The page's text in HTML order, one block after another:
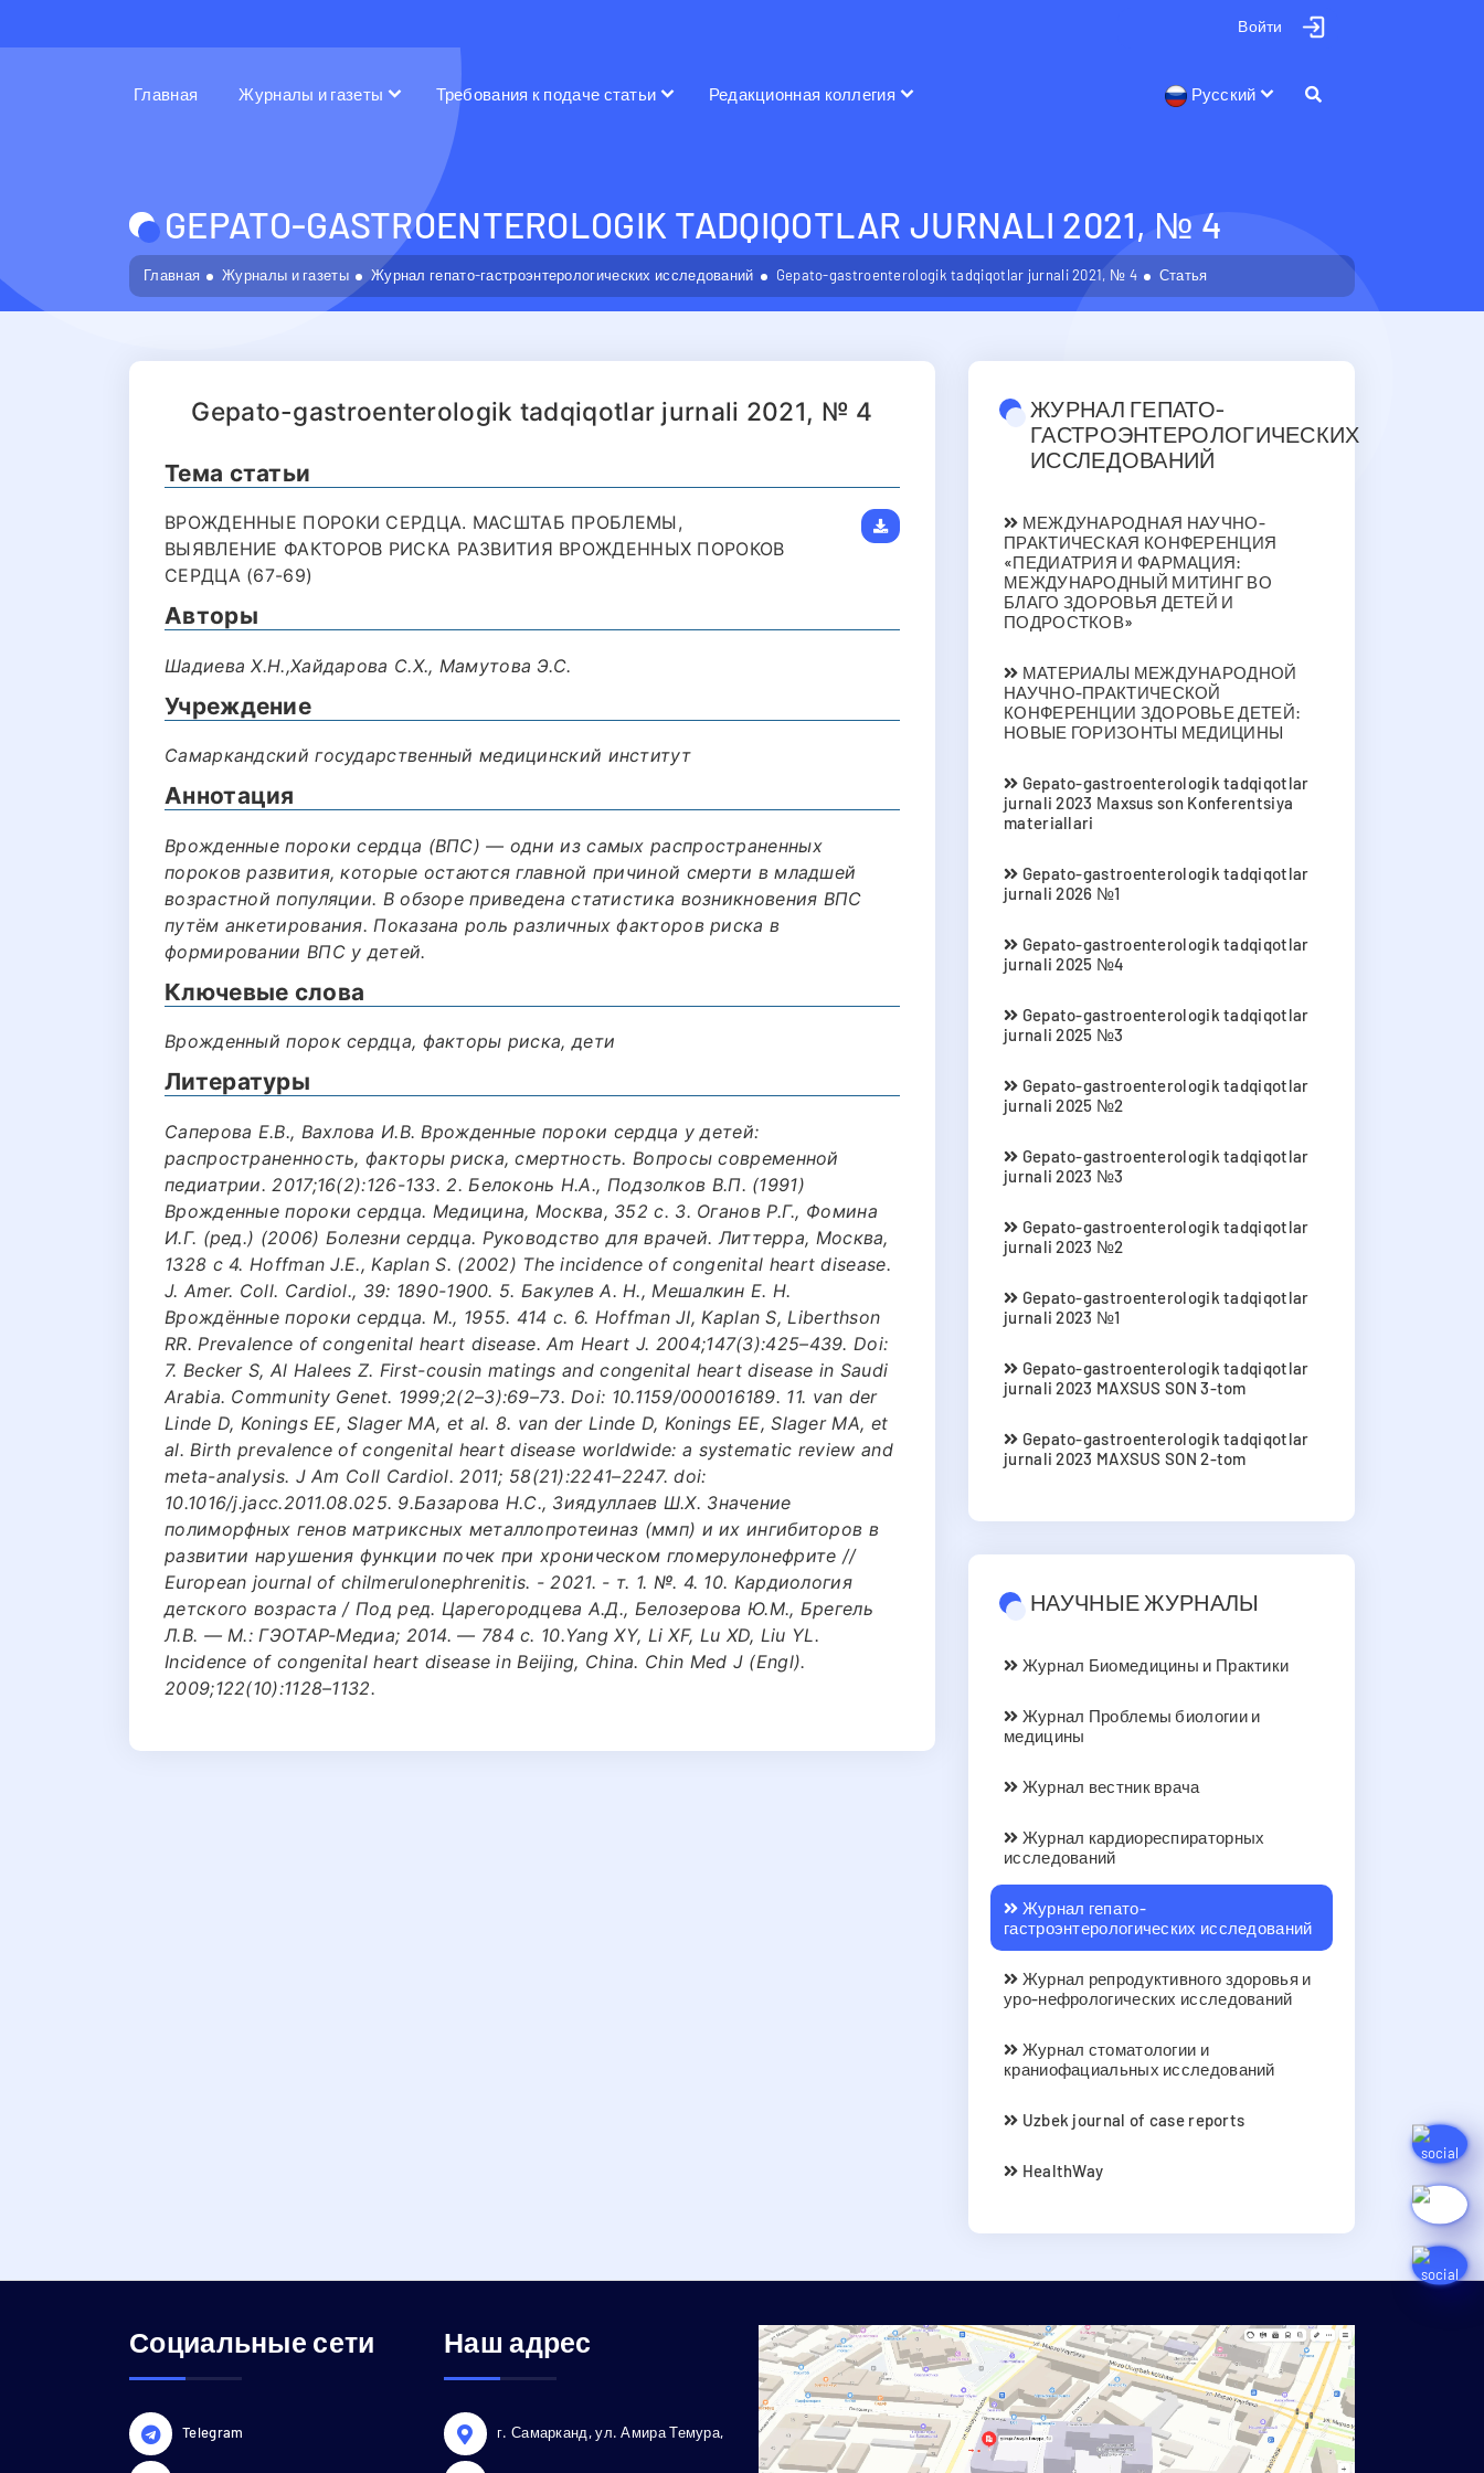
Войти
Главная Журналы и газеты Требования к подаче статьи Редакционная коллегия Русский
GEPATO-GASTROENTEROLOGIK TADQIQOTLAR JURNALI 2021, № 4
Главная Журналы и газеты Журнал гепато-гастроэнтерологических исследований Gepato-gastroenterologik tadqiqotlar jurnali 2021, № 4 Статья
Gepato-gastroenterologik tadqiqotlar jurnali 2021, № 4
Тема статьи
ВРОЖДЕННЫЕ ПОРОКИ СЕРДЦА. МАСШТАБ ПРОБЛЕМЫ,
ВЫЯВЛЕНИЕ ФАКТОРОВ РИСКА РАЗВИТИЯ ВРОЖДЕННЫХ ПОРОКОВ
СЕРДЦА (67-69)
Авторы
Шадиева Х.Н.,Хайдарова С.Х., Мамутова Э.С.
Учреждение
Самаркандский государственный медицинский институт
Аннотация
Врожденные пороки сердца (ВПС) — одни из самых распространенных
пороков развития, которые остаются главной причиной смерти в младшей
возрастной популяции. В обзоре приведена статистика возникновения ВПС
путём анкетирования. Показана роль различных факторов риска в
формировании ВПС у детей.
Ключевые слова
Врожденный порок сердца, факторы риска, дети
Литературы
Саперова Е.В., Вахлова И.В. Врожденные пороки сердца у детей:
распространенность, факторы риска, смертность. Вопросы современной
педиатрии. 2017;16(2):126-133. 2. Белоконь Н.А., Подзолков В.П. (1991)
Врожденные пороки сердца. Медицина, Москва, 352 с. 3. Оганов Р.Г., Фомина
И.Г. (ред.) (2006) Болезни сердца. Руководство для врачей. Литтерра, Москва,
1328 с 4. Hoffman J.E., Kaplan S. (2002) The incidence of congenital heart disease.
J. Amer. Coll. Cardiol., 39: 1890-1900. 5. Бакулев А. Н., Мешалкин Е. Н.
Врождённые пороки сердца. М., 1955. 414 с. 6. Hoffman JI, Kaplan S, Liberthson
RR. Prevalence of congenital heart disease. Am Heart J. 2004;147(3):425–439. Doi:
7. Becker S, Al Halees Z. First-cousin matings and congenital heart disease in Saudi
Arabia. Community Genet. 1999;2(2–3):69–73. Doi: 10.1159/000016189. 11. van der
Linde D, Konings EE, Slager MA, et al. 8. van der Linde D, Konings EE, Slager MA, et
al. Birth prevalence of congenital heart disease worldwide: a systematic review and
meta-analysis. J Am Coll Cardiol. 2011; 58(21):2241–2247. doi:
10.1016/j.jacc.2011.08.025. 9.Базарова Н.С., Зиядуллаев Ш.Х. Значение
полиморфных генов матриксных металлопротеиназ (ммп) и их ингибиторов в
развитии нарушения функции почек при хроническом гломерулонефрите //
European journal of chilmerulonephrenitis. - 2021. - т. 1. №. 4. 10. Кардиология
детского возраста / Под ред. Царегородцева А.Д., Белозерова Ю.М., Брегель
Л.В. — М.: ГЭОТАР-Медиа; 2014. — 784 с. 10.Yang XY, Li XF, Lu XD, Liu YL.
Incidence of congenital heart disease in Beijing, China. Chin Med J (Engl).
2009;122(10):1128–1132.
ЖУРНАЛ ГЕПАТО-
ГАСТРОЭНТЕРОЛОГИЧЕСКИХ
ИССЛЕДОВАНИЙ
МЕЖДУНАРОДНАЯ НАУЧНО-
ПРАКТИЧЕСКАЯ КОНФЕРЕНЦИЯ
«ПЕДИАТРИЯ И ФАРМАЦИЯ:
МЕЖДУНАРОДНЫЙ МИТИНГ ВО
БЛАГО ЗДОРОВЬЯ ДЕТЕЙ И
ПОДРОСТКОВ»
МАТЕРИАЛЫ МЕЖДУНАРОДНОЙ
НАУЧНО-ПРАКТИЧЕСКОЙ
КОНФЕРЕНЦИИ ЗДОРОВЬЕ ДЕТЕЙ:
НОВЫЕ ГОРИЗОНТЫ МЕДИЦИНЫ
Gepato-gastroenterologik tadqiqotlar
jurnali 2023 Мaxsus son Konferentsiya
materiallari
Gepato-gastroenterologik tadqiqotlar
jurnali 2026 №1
Gepato-gastroenterologik tadqiqotlar
jurnali 2025 №4
Gepato-gastroenterologik tadqiqotlar
jurnali 2025 №3
Gepato-gastroenterologik tadqiqotlar
jurnali 2025 №2
Gepato-gastroenterologik tadqiqotlar
jurnali 2023 №3
Gepato-gastroenterologik tadqiqotlar
jurnali 2023 №2
Gepato-gastroenterologik tadqiqotlar
jurnali 2023 №1
Gepato-gastroenterologik tadqiqotlar
jurnali 2023 MAXSUS SON 3-tom
Gepato-gastroenterologik tadqiqotlar
jurnali 2023 MAXSUS SON 2-tom
НАУЧНЫЕ ЖУРНАЛЫ
Журнал Биомедицины и Практики
Журнал Проблемы биологии и
медицины
Журнал вестник врача
Журнал кардиореспираторных
исследований
Журнал гепато-
гастроэнтерологических исследований
Журнал репродуктивного здоровья и
уро-нефрологических исследований
Журнал стоматологии и
краниофациальных исследований
Uzbek journal of case reports
HealthWay
Социальные сети
Telegram
Наш адрес
г. Самарканд, ул. Амира Темура,